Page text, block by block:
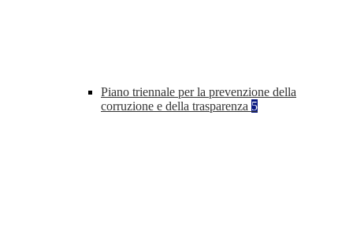
Piano triennale per la prevenzione della
corruzione e della trasparenza 5